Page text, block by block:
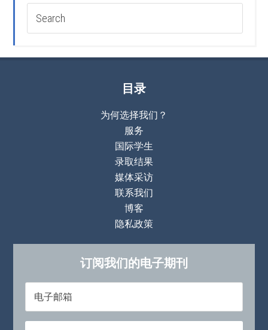
目录
为何选择我们？
服务
国际学生
录取结果
媒体采访
联系我们
博客
隐私政策
订阅我们的电子期刊